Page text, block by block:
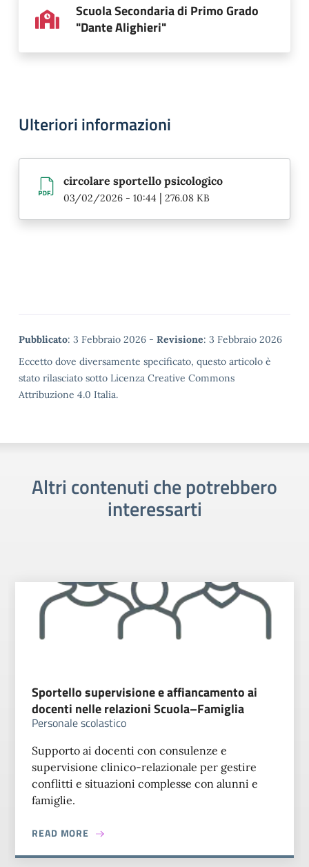
Scuola Secondaria di Primo Grado
"Dante Alighieri"
Ulteriori informazioni
circolare sportello psicologico
03/02/2026 - 10:44 | 276.08 KB
Metadata
Pubblicato: 3 Febbraio 2026 - Revisione: 3 Febbraio 2026
Eccetto dove diversamente specificato, questo articolo è
stato rilasciato sotto Licenza Creative Commons
Attribuzione 4.0 Italia.
Altri contenuti che potrebbero
interessarti
Sportello supervisione e affiancamento ai
docenti nelle relazioni Scuola–Famiglia
Personale scolastico
Supporto ai docenti con consulenze e
supervisione clinico-relazionale per gestire
conflitti e situazioni complesse con alunni e
famiglie.
READ MORE ABOUT SPORTELLO SUPERVISIONE E